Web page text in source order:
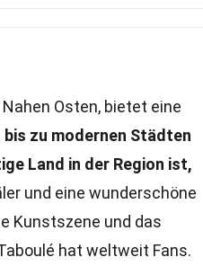
Osten, bietet eine
bis zu modernen Städten
Land in der Region ist,
und eine wunderschöne
Kunstszene und das
hat weltweit Fans.